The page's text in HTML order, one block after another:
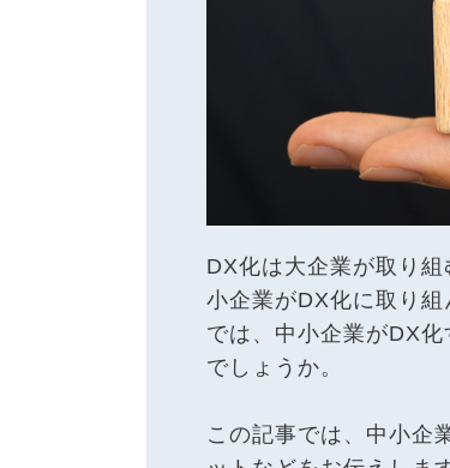
DX化は大企業が取り
小企業がDX化に取り組
では、中小企業がDX
でしょうか。
この記事では、中小企